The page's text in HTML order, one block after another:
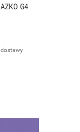
G4
dostawy